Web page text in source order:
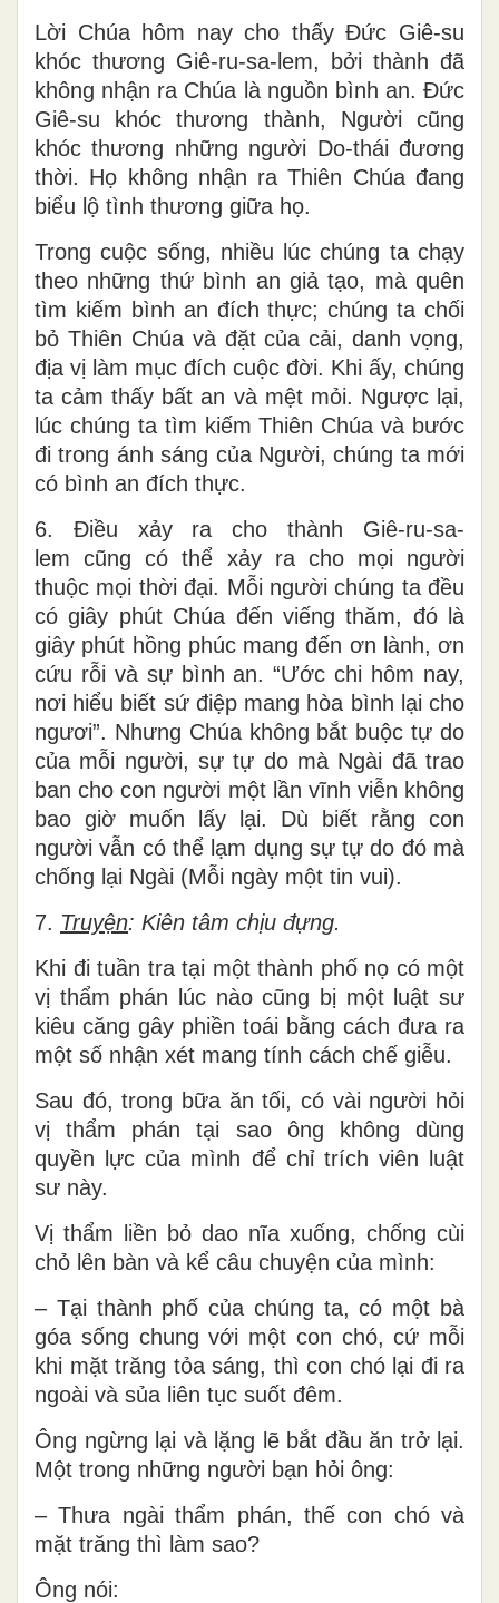
Lời Chúa hôm nay cho thấy Đức Giê-su
khóc thương Giê-ru-sa-lem, bởi thành đã
không nhận ra Chúa là nguồn bình an. Đức
Giê-su khóc thương thành, Người cũng
khóc thương những người Do-thái đương
thời. Họ không nhận ra Thiên Chúa đang
biểu lộ tình thương giữa họ.
Trong cuộc sống, nhiều lúc chúng ta chạy
theo những thứ bình an giả tạo, mà quên
tìm kiếm bình an đích thực; chúng ta chối
bỏ Thiên Chúa và đặt của cải, danh vọng,
địa vị làm mục đích cuộc đời. Khi ấy, chúng
ta cảm thấy bất an và mệt mỏi. Ngược lại,
lúc chúng ta tìm kiếm Thiên Chúa và bước
đi trong ánh sáng của Người, chúng ta mới
có bình an đích thực.
6. Điều xảy ra cho thành Giê-ru-sa-
lem cũng có thể xảy ra cho mọi người
thuộc mọi thời đại. Mỗi người chúng ta đều
có giây phút Chúa đến viếng thăm, đó là
giây phút hồng phúc mang đến ơn lành, ơn
cứu rỗi và sự bình an. “Ước chi hôm nay,
nơi hiểu biết sứ điệp mang hòa bình lại cho
ngươi”. Nhưng Chúa không bắt buộc tự do
của mỗi người, sự tự do mà Ngài đã trao
ban cho con người một lần vĩnh viễn không
bao giờ muốn lấy lại. Dù biết rằng con
người vẫn có thể lạm dụng sự tự do đó mà
chống lại Ngài (Mỗi ngày một tin vui).
7. Truyện: Kiên tâm chịu đựng.
Khi đi tuần tra tại một thành phố nọ có một
vị thẩm phán lúc nào cũng bị một luật sư
kiêu căng gây phiền toái bằng cách đưa ra
một số nhận xét mang tính cách chế giễu.
Sau đó, trong bữa ăn tối, có vài người hỏi
vị thẩm phán tại sao ông không dùng
quyền lực của mình để chỉ trích viên luật
sư này.
Vị thẩm liền bỏ dao nĩa xuống, chống cùi
chỏ lên bàn và kể câu chuyện của mình:
– Tại thành phố của chúng ta, có một bà
góa sống chung với một con chó, cứ mỗi
khi mặt trăng tỏa sáng, thì con chó lại đi ra
ngoài và sủa liên tục suốt đêm.
Ông ngừng lại và lặng lẽ bắt đầu ăn trở lại.
Một trong những người bạn hỏi ông:
– Thưa ngài thẩm phán, thế con chó và
mặt trăng thì làm sao?
Ông nói: